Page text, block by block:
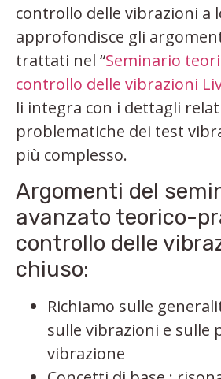
controllo delle vibrazioni a
approfondisce gli
trattati nel “Seminario
controllo delle vibrazioni
li integra con i dettagli
problematiche dei test
più complesso.
Argomenti del
avanzato teorico-
controllo delle
chiuso:
Richiamo sulle
sulle vibrazioni e sulle
vibrazione